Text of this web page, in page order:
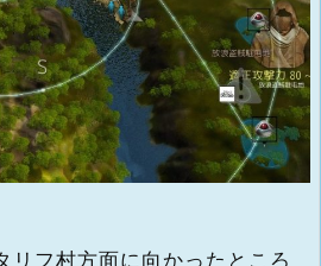
リフ村方面に向かったところ